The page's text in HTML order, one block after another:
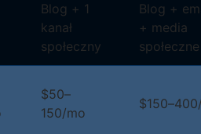
Blog + 1
kanał
społeczny
Blog +
+ media
społeczne
$50–
150/mo